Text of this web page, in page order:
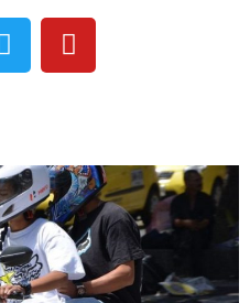
T
w
i
r
Y
o
u
e